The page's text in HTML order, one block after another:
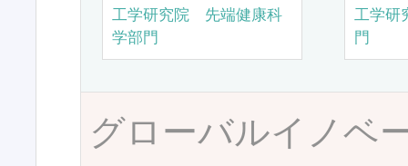
工学研究院 先端健康科
学部門
工学研
門
グローバルイノベ